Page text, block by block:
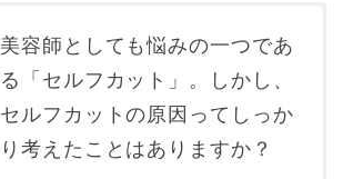
美容師としても悩みの一つであ
る「セルフカット」。しかし、
セルフカットの原因ってしっか
り考えたことはありますか？